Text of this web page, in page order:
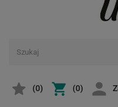
(0) (0)